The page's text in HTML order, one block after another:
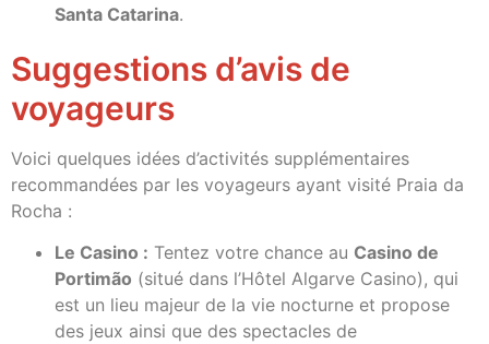
Santa Catarina.
Suggestions d’avis de
voyageurs
Voici quelques idées d’activités supplémentaires
recommandées par les voyageurs ayant visité Praia da
Rocha :
Le Casino : Tentez votre chance au Casino de
Portimão (situé dans l’Hôtel Algarve Casino), qui
est un lieu majeur de la vie nocturne et propose
des jeux ainsi que des spectacles de